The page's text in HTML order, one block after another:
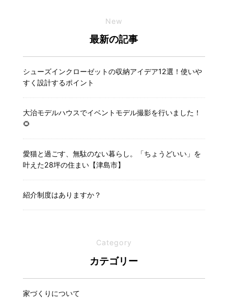
New
最新の記事
シューズインクローゼットの収納アイデア12選！使いや
すく設計するポイント
大治モデルハウスでイベントモデル撮影を行いました！
🌻
愛猫と過ごす、無駄のない暮らし。「ちょうどいい」を
叶えた28坪の住まい【津島市】
紹介制度はありますか？
Category
カテゴリー
家づくりについて